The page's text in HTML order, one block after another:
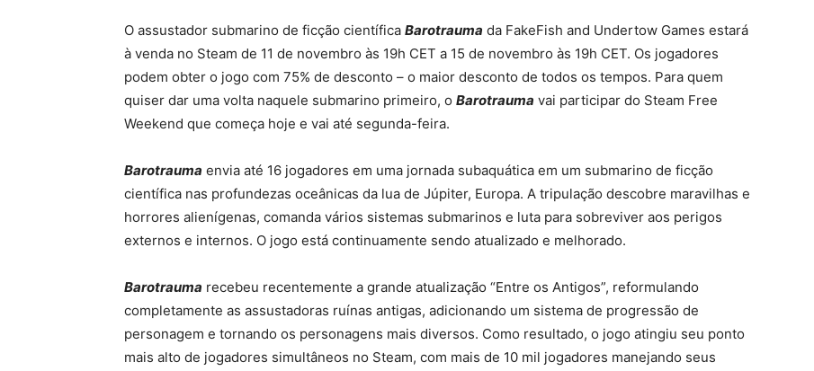
O assustador submarino de ficção científica Barotrauma da FakeFish and Undertow Games estará
à venda no Steam de 11 de novembro às 19h CET a 15 de novembro às 19h CET. Os jogadores
podem obter o jogo com 75% de desconto – o maior desconto de todos os tempos. Para quem
quiser dar uma volta naquele submarino primeiro, o Barotrauma vai participar do Steam Free
Weekend que começa hoje e vai até segunda-feira.
Barotrauma envia até 16 jogadores em uma jornada subaquática em um submarino de ficção
científica nas profundezas oceânicas da lua de Júpiter, Europa. A tripulação descobre maravilhas e
horrores alienígenas, comanda vários sistemas submarinos e luta para sobreviver aos perigos
externos e internos. O jogo está continuamente sendo atualizado e melhorado.
Barotrauma recebeu recentemente a grande atualização “Entre os Antigos”, reformulando
completamente as assustadoras ruínas antigas, adicionando um sistema de progressão de
personagem e tornando os personagens mais diversos. Como resultado, o jogo atingiu seu ponto
mais alto de jogadores simultâneos no Steam, com mais de 10 mil jogadores manejando seus